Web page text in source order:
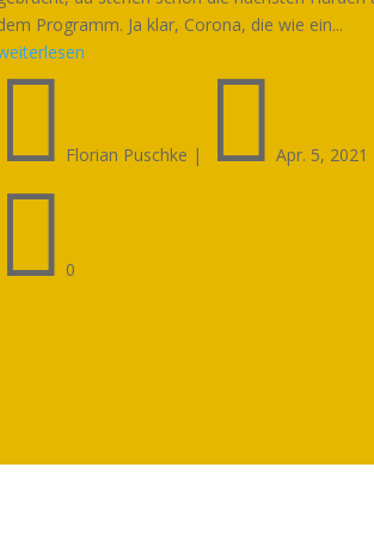
Programm. Ja klar, Corona, die wie ein...
 Florian Puschke |  Apr. 5, 2021
 0